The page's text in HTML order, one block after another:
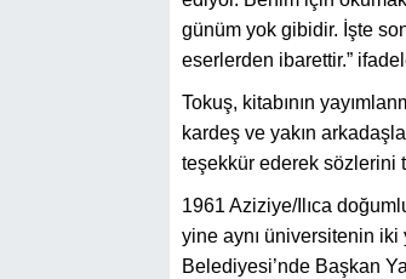
günüm yok gibidir. İşte
eserlerden ibarettir.”
Tokuş, kitabının
kardeş ve yakın
teşekkür ederek sözlerini
1961 Aziziye/Ilıca
yine aynı üniversitenin iki
Belediyesi’nde Başkan